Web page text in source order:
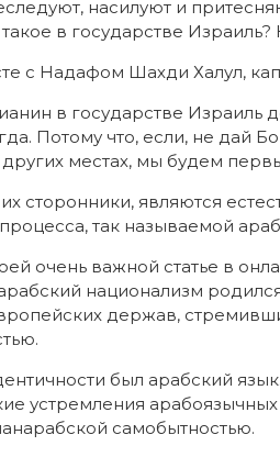
насилуют и
в государстве Израиль?
с Надафом Шахди Халул,
в государстве Израиль
Потому что, если, не дай
местах, мы будем
сторонники, являются
так называемой
очень важной статье в
арабский национализм
держав,
был арабский
устремления
самобытностью.